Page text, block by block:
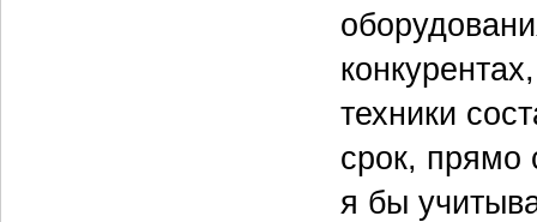
техники
срок, прямо
я бы